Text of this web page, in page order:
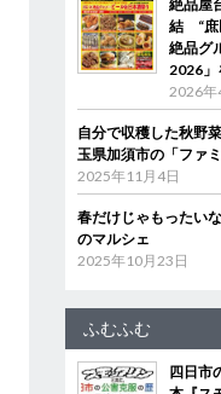
絶品屋
結 “庶
絶品グ
2026」
2026年
自分で収穫した秋野
玉県加須市の「ファ
2025年11月4日
春だけじゃもったい
のマルシェ
2025年10月23日
ふむふむ
四日市